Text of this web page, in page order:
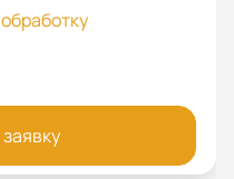
обработку